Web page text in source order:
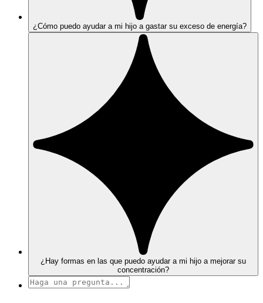
¿Cómo puedo ayudar a mi hijo a gastar su exceso de energía?
¿Hay formas en las que puedo ayudar a mi hijo a mejorar su
concentración?